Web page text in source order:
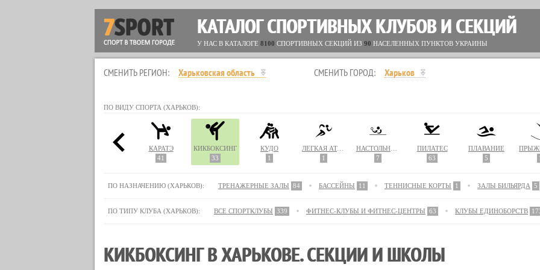
КАТАЛОГ СПОРТИВНЫХ КЛУБОВ И СЕКЦИЙ
У НАС В КАТАЛОГЕ 8100 СПОРТИВНЫХ СЕКЦИЙ ИЗ 90 НАСЕЛЕННЫХ ПУНКТОВ УКРАИНЫ
СМЕНИТЬ РЕГИОН: Харьковская область СМЕНИТЬ ГОРОД: Харьков
ПО ВИДУ СПОРТА (ХАРЬКОВ):
КАПОЭЙРА
КАРАТЭ
41
КИКБОКСИНГ
33
КУДО
1
ЛЕГКАЯ АТЛЕТИКА
1
7
ПИЛАТЕС
63
ПЛАВАНИЕ
5
ПО НАЗНАЧЕНИЮ (ХАРЬКОВ): ТРЕНАЖЕРНЫЕ ЗАЛЫ 84 БАССЕЙНЫ 11 ТЕННИСНЫЕ КОРТЫ 1 ЗАЛЫ БИЛЬЯРДА 5
ПО ТИПУ КЛУБА (ХАРЬКОВ): ВСЕ СПОРТКЛУБЫ 339 ФИТНЕС-КЛУБЫ И ФИТНЕС-ЦЕНТРЫ 63 КЛУБЫ ЕДИНОБОРСТВ
КИКБОКСИНГ В ХАРЬКОВЕ. СЕКЦИИ И ШКОЛЫ